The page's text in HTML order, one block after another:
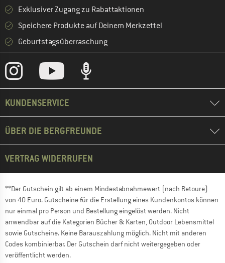
Exklusiver Zugang zu Rabattaktionen
Speichere Produkte auf Deinem Merkzettel
Geburtstagsüberraschung
KUNDENSERVICE
ÜBER DIE BERGFREUNDE
VERTRAG WIDERRUFEN
**Der Gutschein gilt ab einem Mindestabnahmewert (nach Retoure)
von 40 Euro. Gutscheine für die Erstellung eines Kundenkontos können
nur einmal pro Person und Bestellung eingelöst werden. Nicht
anwendbar auf die Kategorien Bücher & Karten, Outdoor Lebensmittel
sowie Gutscheine. Keine Barauszahlung möglich. Nicht mit anderen
Codes kombinierbar. Der Gutschein darf nicht weitergegeben oder
veröffentlicht werden.